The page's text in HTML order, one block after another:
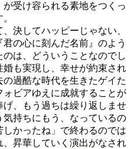
受け容られる素地をつくっ
決してハッピーじゃない、
の心に刻んだ名前』のよう
は、どういうことなのでし
婚も実現し、幸せが約束され
過酷な時代を生きたゲイた
ビアゆえに成就することが
、もう過ちは繰り返しませ
持ちにもう、なっているの
かったね」で終わるのでは
昇華していく演出がなされ